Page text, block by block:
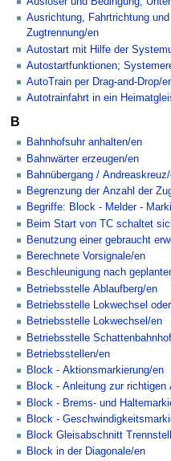
Ausrichtung, Fahrtrichtung
Zugtrennung/en
Autostart mit Hilfe der
Autostartfunktionen;
AutoTrain per Drag-and-Drop/
Autotrainfahrt in ein
B
Bahnhofsuhr anhalten/en
Bahnwärter erzeugen/en
Bahnübergang /
Begrenzung der Anzahl der
Begriffe: Block - Melder -
Beim Start von TC schaltet
Benutzung einer gebraucht
Berechnete Vorsignale/en
Beschleunigung nach
Betriebsstelle Ablaufberg/en
Betriebsstelle Lokwechsel
Betriebsstelle Lokwechsel/en
Betriebsstelle
Betriebsstellen/en
Block - Aktionsmarkierung/en
Block - Anleitung zur
Block - Brems- und
Block -
Block Gleisabschnitt
Block in der Diagonale/en